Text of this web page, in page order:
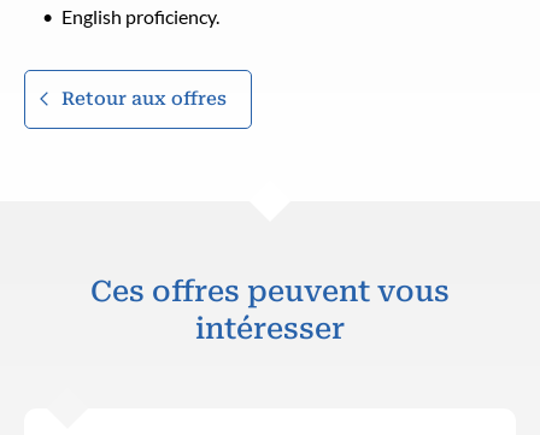
English proficiency.
Retour aux offres
Ces offres peuvent vous
intéresser